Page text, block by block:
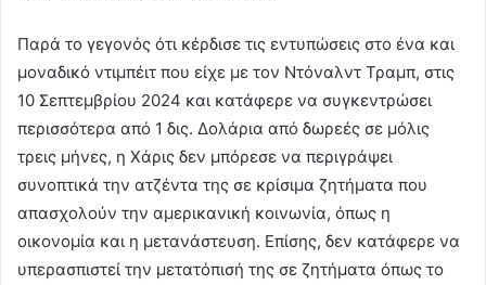
Παρά το γεγονός ότι κέρδισε τις εντυπώσεις στο ένα και
μοναδικό ντιμπέιτ που είχε με τον Ντόναλντ Τραμπ, στις
10 Σεπτεμβρίου 2024 και κατάφερε να συγκεντρώσει
περισσότερα από 1 δις. Δολάρια από δωρεές σε μόλις
τρεις μήνες, η Χάρις δεν μπόρεσε να περιγράψει
συνοπτικά την ατζέντα της σε κρίσιμα ζητήματα που
απασχολούν την αμερικανική κοινωνία, όπως η
οικονομία και η μετανάστευση. Επίσης, δεν κατάφερε να
υπερασπιστεί την μετατόπισή της σε ζητήματα όπως το